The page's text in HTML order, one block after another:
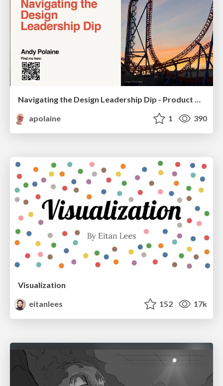
Navigating the Design Leadership Dip - Product Design Week Design Leaders+ Conference 2024
apolaine
1 390
Visualization
eitanlees
152 17k